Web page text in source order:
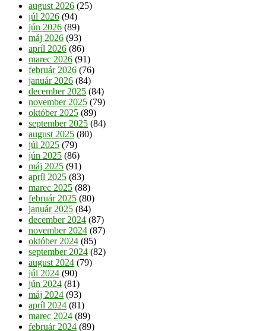
august 2026 (25)
júl 2026 (94)
jún 2026 (89)
máj 2026 (93)
apríl 2026 (86)
marec 2026 (91)
február 2026 (76)
január 2026 (84)
december 2025 (84)
november 2025 (79)
október 2025 (89)
september 2025 (84)
august 2025 (80)
júl 2025 (79)
jún 2025 (86)
máj 2025 (91)
apríl 2025 (83)
marec 2025 (88)
február 2025 (80)
január 2025 (84)
december 2024 (87)
november 2024 (87)
október 2024 (85)
september 2024 (82)
august 2024 (79)
júl 2024 (90)
jún 2024 (81)
máj 2024 (93)
apríl 2024 (81)
marec 2024 (89)
február 2024 (89)